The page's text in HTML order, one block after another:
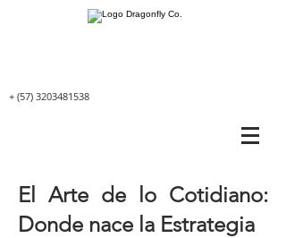
+ (57) 3203481538
El Arte de lo Cotidiano:
Donde nace la Estrategia